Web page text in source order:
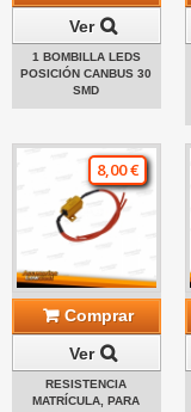
Ver
1 BOMBILLA LEDS
POSICIÓN CANBUS 30
SMD
8,00 €
Comprar
Ver
RESISTENCIA
MATRÍCULA, PARA